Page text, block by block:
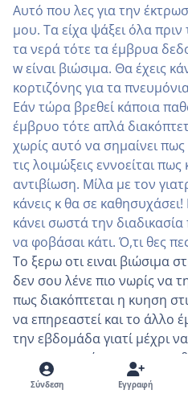
Αυτό που λες για την
μου. Τα είχα ψάξει όλα
τα νερά τότε τα έμβρυα
w είναι βιώσιμα. Θα έχεις
κορτιζόνης για τα
Εάν τώρα βρεθεί κάποια
έμβρυο τότε απλά
χωρίς αυτό να σημαίνει πως
τις λοιμώξεις εννοείται
αντιβίωση. Μίλα με τον
κάνεις κ θα σε
κάνει σωστά την διαδικασία
να φοβάσαι κάτι. Ό,τι θες
Το ξερω οτι ειναι βιώσιμα
δεν σου λένε πιο νωρίς να
πως διακόπτεται η κυηση
να επηρεαστεί και το άλλο
την εβδομάδα γιατί μέχρι
του μοριακού καρυοτυπου
έμβρυο θα είναι πάνω από
Σύνδεση Εγγραφή